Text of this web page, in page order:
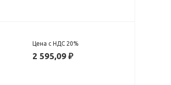
Цена с НДС 20%
2 595,09 ₽